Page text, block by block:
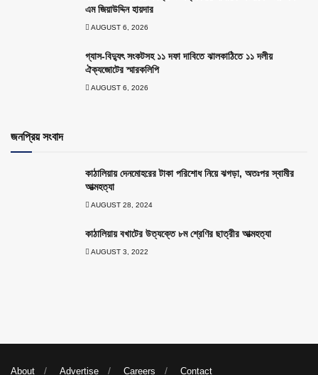
এম জিয়াউদ্দিন হায়দার
AUGUST 6, 2026
গ্যাস-বিদ্যুৎ সংকটসহ ১১ দফা দাবিতে ঝালকাঠিতে ১১ দলীয়
ঐক্যজোটের স্মারকলিপি
AUGUST 6, 2026
জনপ্রিয় সংবাদ
কাঠালিয়ায় দেনমোহরের টাকা পরিশোধ নিয়ে ঝগড়া, অতঃপর স্বামীর
আত্মহত্যা
AUGUST 28, 2024
কাঠালিয়ায় বখাটের উত্যক্তে ৮ম শ্রেণির ছাত্রীর আত্মহত্যা
AUGUST 3, 2022
About Advertise Careers Contact